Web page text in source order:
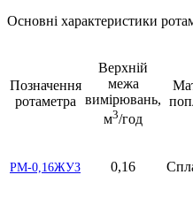
Основні характеристики
Позначення
ротаметра
Верхній
межа
вимірювань,
м3/год
РМ-0,16ЖУЗ 0,16